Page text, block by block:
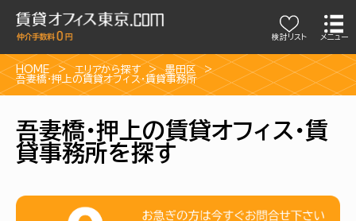
検討リスト メニュー
HOME エリアから探す
墨田区
吾妻橋・押上の賃貸オフィス・賃貸事務所
吾妻橋・押上の賃貸オフィス・賃
貸事務所を探す